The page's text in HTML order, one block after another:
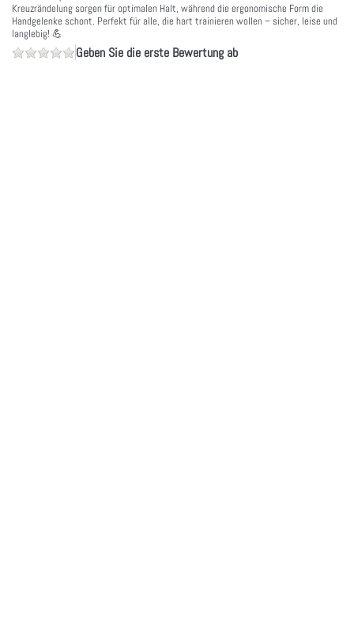
Kreuzrändelung sorgen für optimalen Halt, während die ergonomische Form die
Handgelenke schont. Perfekt für alle, die hart trainieren wollen – sicher, leise und
langlebig! 💪
Geben Sie die erste Bewertung ab